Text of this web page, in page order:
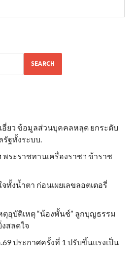
SEARCH
อี่ยว ข้อมูลส่วนบุคคลหลุด ยกระดับ
ฐทั้งระบบ.
พระราชทานเครื่องราชฯ ข้าราช
จทั้งน้ำตา ก่อนเผยเลขลอตเตอรี่
ตุอุบัติเหตุ “น้องพั้นช์” ลูกบุญธรรม
งสลดใจ
ประกาศครั้งที่ 1 ปรับขึ้นแรงเป็น